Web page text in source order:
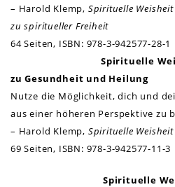
– Harold Klemp, Spirituelle Weisheit
zu spiritueller Freiheit
64 Seiten, ISBN: 978-3-942577-28-1
Spirituelle
zu Gesundheit und Heilung
Nutze die Möglichkeit, dich und
aus einer höheren Perspektive zu
– Harold Klemp, Spirituelle
69 Seiten, ISBN: 978-3-942577-11-3
Spirituelle